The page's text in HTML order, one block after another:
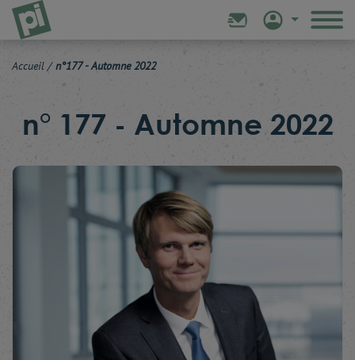
Accueil / n°177 - Automne 2022
n° 177 - Automne 2022